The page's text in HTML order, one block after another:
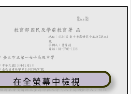
在全螢幕中檢視